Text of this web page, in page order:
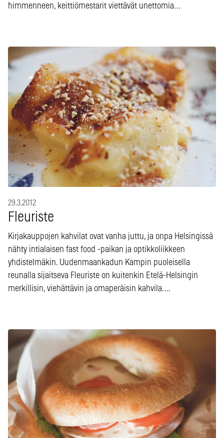
himmenneen, keittiömestarit viettävät unettomia…
29.3.2012
Fleuriste
Kirjakauppojen kahvilat ovat vanha juttu, ja onpa Helsingissä
nähty intialaisen fast food -paikan ja optikkoliikkeen
yhdistelmäkin. Uudenmaankadun Kampin puoleisella
reunalla sijaitseva Fleuriste on kuitenkin Etelä-Helsingin
merkillisin, viehättävin ja omaperäisin kahvila….